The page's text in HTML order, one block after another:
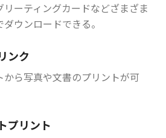
ーティングカードなどざまざま
ウンロードできる。
ンク
ら写真や文書のプリントが可
プリント